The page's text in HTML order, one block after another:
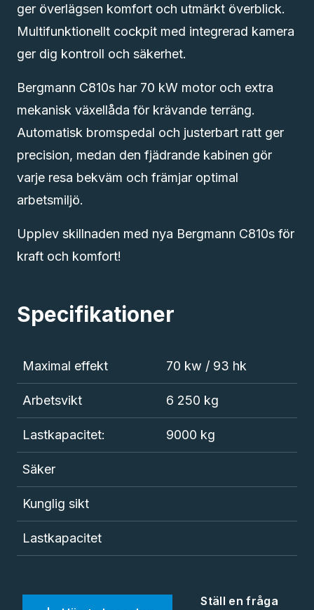
ger överlägsen komfort och utmärkt överblick.
Multifunktionellt cockpit med integrerad kamera
ger dig kontroll och säkerhet.
Bergmann C810s har 70 kW motor och extra
mekanisk växellåda för krävande terräng.
Automatisk bromspedal och justerbart ratt ger
precision, medan den fjädrande kabinen gör
varje resa bekväm och främjar optimal
arbetsmiljö.
Upplev skillnaden med nya Bergmann C810s för
kraft och komfort!
Specifikationer
Maximal effekt 70 kw / 93 hk
Arbetsvikt 6 250 kg
Lastkapacitet: 9000 kg
Säker
Kunglig sikt
Lastkapacitet
Ställ en fråga